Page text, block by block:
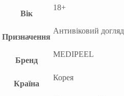
Вік
18+
Призначення
Антивіковий
Бренд
MEDIPEEL
Країна
Корея